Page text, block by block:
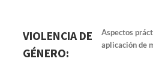
VIOLENCIA DE
GÉNERO:
Aspectos
aplicación de